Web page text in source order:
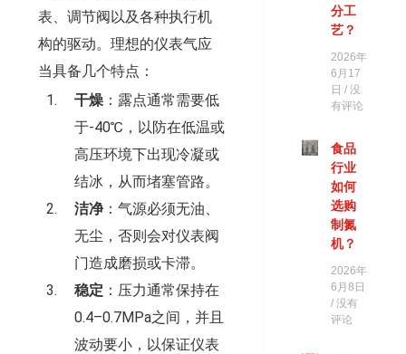
表、调节阀以及各种执行机
构的驱动。理想的仪表气应
当具备几个特点：
干燥 ：露点通常需要低
于-40℃，以防在低温或
高压环境下出现冷凝或
结冰，从而堵塞管路。
洁净 ：气源必须无油、
无尘，否则会对仪表阀
门造成磨损或卡滞。
稳定 ：压力通常保持在
0.4–0.7MPa之间，并且
波动要小，以保证仪表
分工
艺？
2026年
6月17
日 没
有评论
食品
行业
如何
选购
制氮
机？
2026年
6月8日
没有
评论